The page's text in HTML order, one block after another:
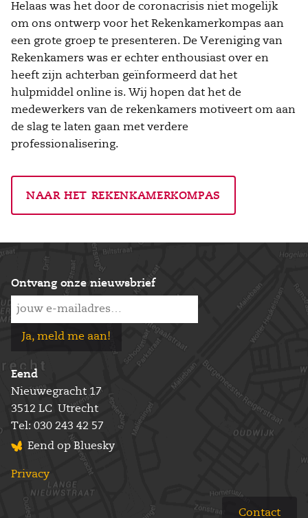
Helaas was het door de coronacrisis niet mogelijk
om ons ontwerp voor het Rekenkamerkompas aan
een grote groep te presenteren. De Vereniging van
Rekenkamers was er echter enthousiast over en
heeft zijn achterban geïnformeerd dat het
hulpmiddel online is. Wij hopen dat het de
medewerkers van de rekenkamers motiveert om aan
de slag te laten gaan met verdere
professionalisering.
NAAR HET REKENKAMERKOMPAS
Ontvang onze nieuwsbrief
Ja, meld me aan!
Eend
Nieuwegracht 17
3512 LC Utrecht
Tel: 030 243 42 57
Eend op Bluesky
Privacy
Contact